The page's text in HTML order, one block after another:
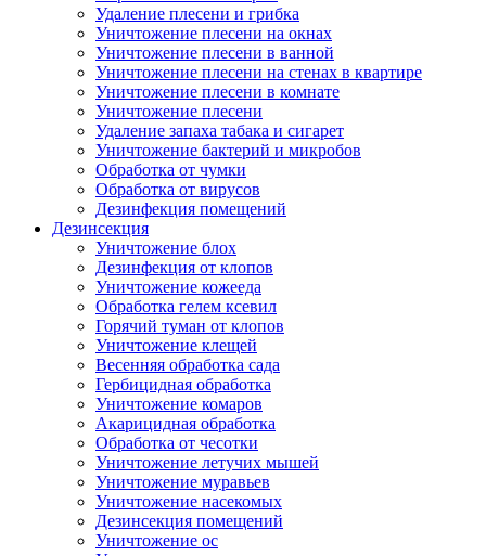
Удаление плесени и грибка
Уничтожение плесени на окнах
Уничтожение плесени в ванной
Уничтожение плесени на стенах в квартире
Уничтожение плесени в комнате
Уничтожение плесени
Удаление запаха табака и сигарет
Уничтожение бактерий и микробов
Обработка от чумки
Обработка от вирусов
Дезинфекция помещений
Дезинсекция
Уничтожение блох
Дезинфекция от клопов
Уничтожение кожееда
Обработка гелем ксевил
Горячий туман от клопов
Уничтожение клещей
Весенняя обработка сада
Гербицидная обработка
Уничтожение комаров
Акарицидная обработка
Обработка от чесотки
Уничтожение летучих мышей
Уничтожение муравьев
Уничтожение насекомых
Дезинсекция помещений
Уничтожение ос